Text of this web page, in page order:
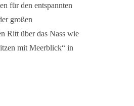
für den entspannten
großen
Ritt über das Nass wie
mit Meerblick“ in